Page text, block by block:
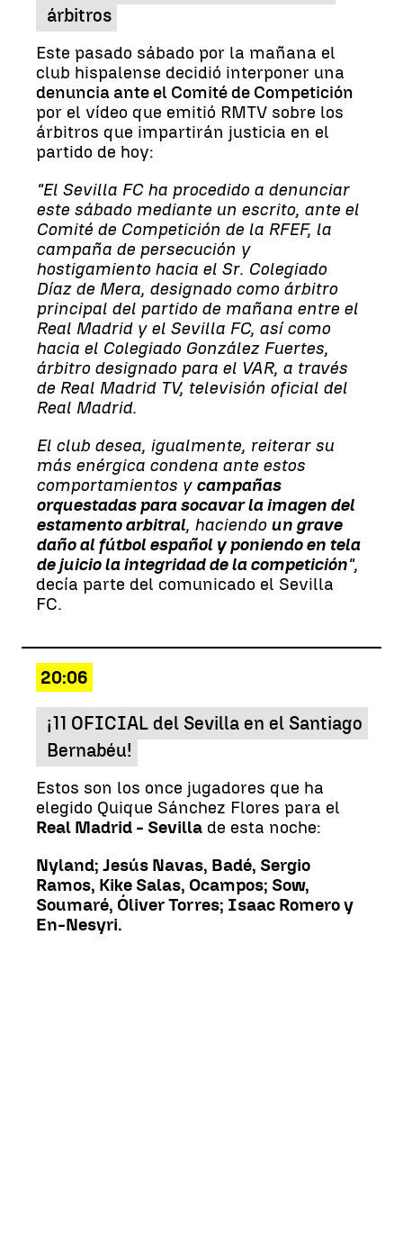
árbitros
Este pasado sábado por la mañana el
club hispalense decidió interponer una
denuncia ante el Comité de Competición
por el vídeo que emitió RMTV sobre los
árbitros que impartirán justicia en el
partido de hoy:
"El Sevilla FC ha procedido a denunciar
este sábado mediante un escrito, ante el
Comité de Competición de la RFEF, la
campaña de persecución y
hostigamiento hacia el Sr. Colegiado
Díaz de Mera, designado como árbitro
principal del partido de mañana entre el
Real Madrid y el Sevilla FC, así como
hacia el Colegiado González Fuertes,
árbitro designado para el VAR, a través
de Real Madrid TV, televisión oficial del
Real Madrid.
El club desea, igualmente, reiterar su
más enérgica condena ante estos
comportamientos y campañas
orquestadas para socavar la imagen del
estamento arbitral, haciendo un grave
daño al fútbol español y poniendo en tela
de juicio la integridad de la competición",
decía parte del comunicado el Sevilla
FC.
20:06
¡11 OFICIAL del Sevilla en el Santiago
Bernabéu!
Estos son los once jugadores que ha
elegido Quique Sánchez Flores para el
Real Madrid - Sevilla de esta noche:
Nyland; Jesús Navas, Badé, Sergio
Ramos, Kike Salas, Ocampos; Sow,
Soumaré, Óliver Torres; Isaac Romero y
En-Nesyri.